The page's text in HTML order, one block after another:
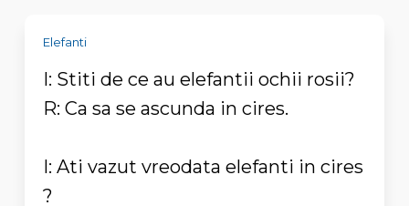
Elefanti
I: Stiti de ce au elefantii ochii rosii?
R: Ca sa se ascunda in cires.
I: Ati vazut vreodata elefanti in cires
?